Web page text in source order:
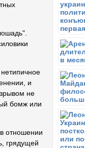
и
не
бомж или
отношении
грядущей